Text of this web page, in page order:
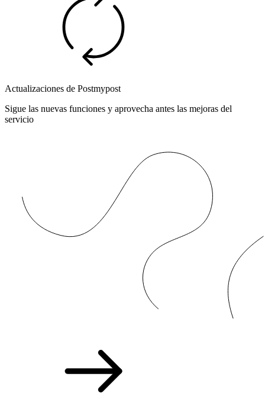
Actualizaciones de Postmypost
Sigue las nuevas funciones y aprovecha antes las mejoras del
servicio